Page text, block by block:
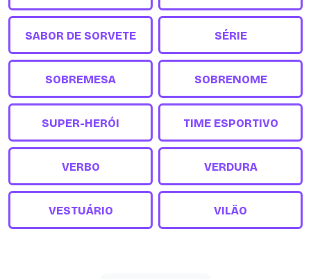
SABOR DE SORVETE SÉRIE
SOBREMESA SOBRENOME
SUPER-HERÓI TIME ESPORTIVO
VERBO VERDURA
VESTUÁRIO VILÃO